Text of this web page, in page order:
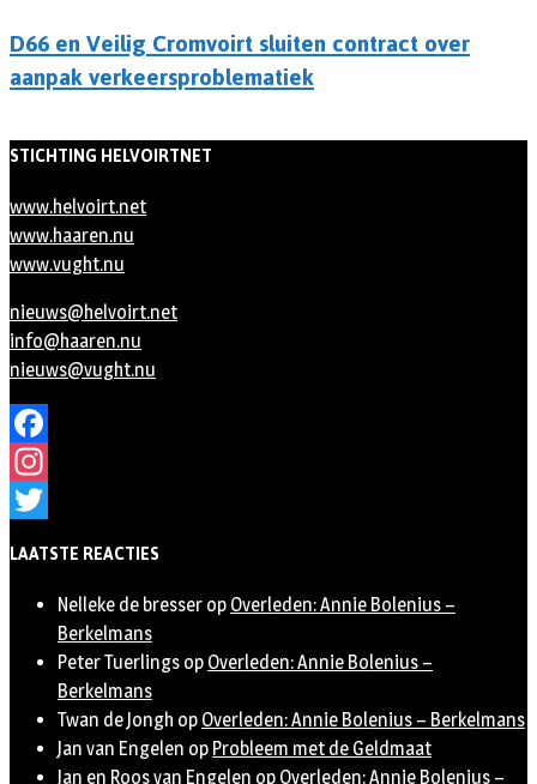
D66 en Veilig Cromvoirt sluiten contract over
aanpak verkeersproblematiek
STICHTING HELVOIRTNET
www.helvoirt.net
www.haaren.nu
www.vught.nu
nieuws@helvoirt.net
info@haaren.nu
nieuws@vught.nu
Facebook
Instagram
LAATSTE REACTIES
Nelleke de bresser op Overleden: Annie Bolenius –
Berkelmans
Peter Tuerlings op Overleden: Annie Bolenius –
Berkelmans
Twan de Jongh op Overleden: Annie Bolenius – Berkelmans
Jan van Engelen op Probleem met de Geldmaat
Jan en Roos van Engelen op Overleden: Annie Bolenius –